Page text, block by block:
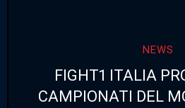
NEWS
FIGHT1 ITALIA
CAMPIONATI DEL